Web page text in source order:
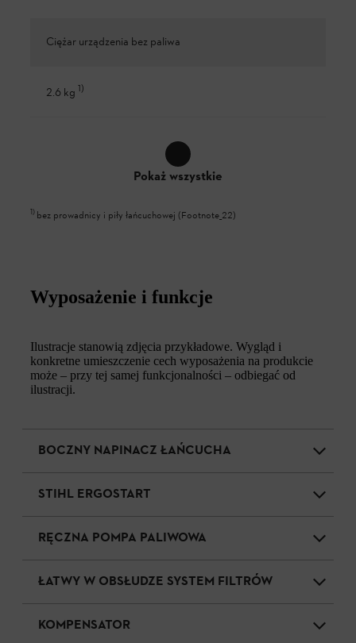
Ciężar urządzenia bez paliwa
2.6 kg 1)
Pokaż wszystkie
1) bez prowadnicy i piły łańcuchowej (Footnote_22)
Wyposażenie i funkcje
Ilustracje stanowią zdjęcia przykładowe. Wygląd i
konkretne umieszczenie cech wyposażenia na produkcie
może – przy tej samej funkcjonalności – odbiegać od
ilustracji.
BOCZNY NAPINACZ ŁAŃCUCHA
STIHL ERGOSTART
RĘCZNA POMPA PALIWOWA
ŁATWY W OBSŁUDZE SYSTEM FILTRÓW
KOMPENSATOR